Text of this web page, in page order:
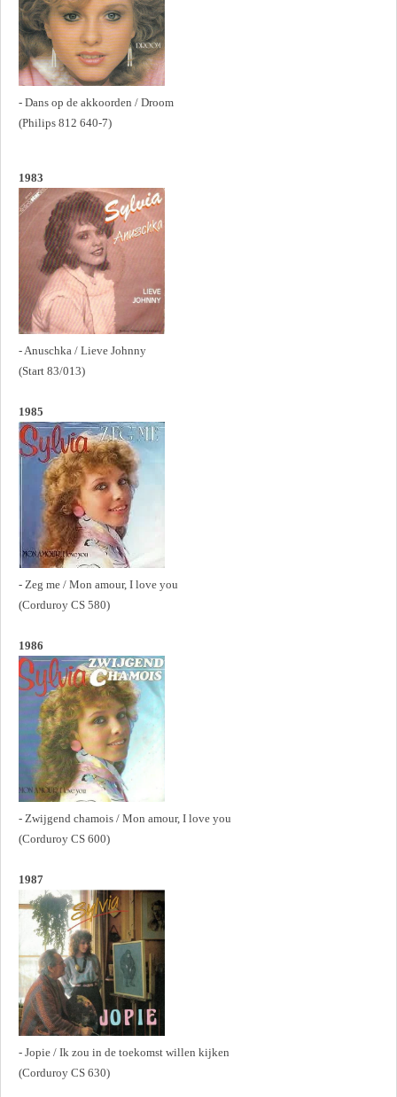
- Dans op de akkoorden / Droom
(Philips 812 640-7)
1983
- Anuschka / Lieve Johnny
(Start 83/013)
1985
- Zeg me / Mon amour, I love you
(Corduroy CS 580)
1986
- Zwijgend chamois / Mon amour, I love you
(Corduroy CS 600)
1987
- Jopie / Ik zou in de toekomst willen kijken
(Corduroy CS 630)